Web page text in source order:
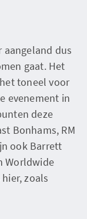
aangeland dus
gaat. Het
toneel voor
evenement in
deze
Bonhams, RM
ook Barrett
Worldwide
zoals